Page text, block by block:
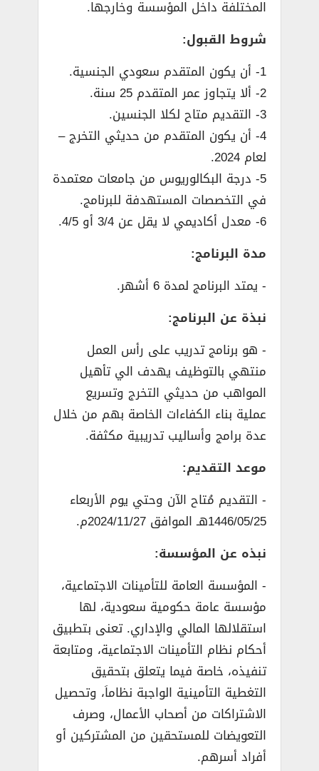
المختلفة داخل المؤسسة وخارجها.
شروط القبول:
1- أن يكون المتقدم سعودي الجنسية.
2- ألا يتجاوز عمر المتقدم 25 سنة.
3- التقديم متاح لكلا الجنسين.
4- أن يكون المتقدم من حديثي التخرج –
لعام 2024.
5- درجة البكالوريوس من جامعات معتمدة
في التخصصات المستهدفة للبرنامج.
6- معدل أكاديمي لا يقل عن 3/4 أو 4/5.
مدة البرنامج:
­- يمتد البرنامج لمدة 6 أشهر.
نبذة عن البرنامج:
­- هو برنامج تدريب على رأس العمل
منتهي بالتوظيف يهدف الي تأهيل
المواهب من حديثي التخرج وتسريع
عملية بناء الكفاءات الخاصة بهم من خلال
عدة برامج وأساليب تدريبية مكثفة.
موعد التقديم:
­- التقديم مُتاح الآن وحتي يوم الأربعاء
1446/05/25هـ الموافق 2024/11/27م.
نبذه عن المؤسسة:
­- المؤسسة العامة للتأمينات الاجتماعية،
مؤسسة عامة حكومية سعودية، لها
استقلالها المالي والإداري. تعنى بتطبيق
أحكام نظام التأمينات الاجتماعية، ومتابعة
تنفيذه، خاصة فيما يتعلق بتحقيق
التغطية التأمينية الواجبة نظاماَ، وتحصيل
الاشتراكات من أصحاب الأعمال، وصرف
التعويضات للمستحقين من المشتركين أو
أفراد أسرهم.